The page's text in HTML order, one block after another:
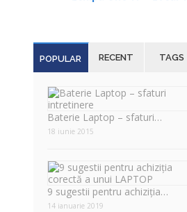
POPULAR RECENT TAGS
Baterie Laptop – sfaturi…
18 iunie 2015
9 sugestii pentru achiziția…
14 ianuarie 2019